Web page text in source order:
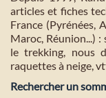
articles et fiches
France (Pyrénées,
Maroc, Réunion...)
le trekking, nous
raquettes à neige,
Rechercher un